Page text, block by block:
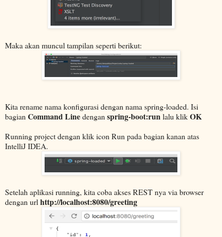
Maka akan muncul tampilan seperti berikut:
Kita rename nama konfigurasi dengan nama spring-loaded. Isi
bagian Command Linedengan spring-boot:runlalu klikOK
Running project dengan klik icon Run pada bagian kanan atas
IntelliJ IDEA.
Setelah aplikasi running, kita coba akses REST nya via browser
dengan url http://localhost:8080/greeting